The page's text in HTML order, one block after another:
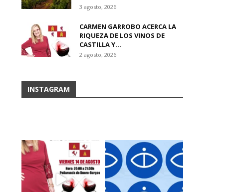
3 agosto, 2026
CARMEN GARROBO ACERCA LA
RIQUEZA DE LOS VINOS DE
CASTILLA Y...
2 agosto, 2026
INSTAGRAM